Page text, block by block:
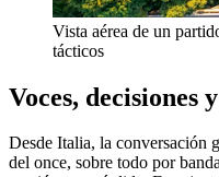
Vista aérea de un
tácticos
Voces, decisiones
Desde Italia, la conversación
del once, sobre todo por